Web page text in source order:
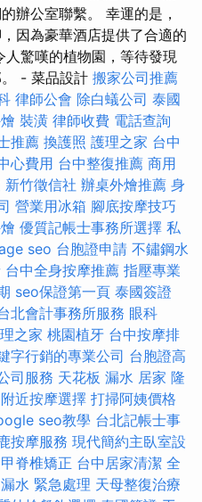
辦公室聯繫。 幸運的是，
因為豪華酒店提供了合適的
驚嘆的植物園，等待發現
- 菜品設計 搬家公司推薦
律師公會 除白蟻公司 泰國
裝潢 律師收費 電話查詢
推薦 換護照 護理之家 台中
心費用 台中整復推薦 商用
新竹徵信社 辦桌外燴推薦 身
營業用冰箱 腳底按摩技巧
優質記帳士事務所選擇 私
seo 台胞證申請 不鏽鋼水
台中全身按摩推薦 指壓專業
seo保證第一頁 泰國簽證
北會計事務所服務 眼科
之家 桃園植牙 台中按摩排
字行銷的專業公司 台胞證高
司服務 天花板 漏水 居家 隆
附近按摩選擇 打掃阿姨價格
seo教學 台北記帳士事
按摩服務 現代簡約主臥室設
脊椎矯正 台中居家清潔 全
水 緊急處理 天母整復治療